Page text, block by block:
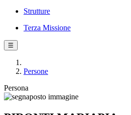
Strutture
Terza Missione
☰
Persone
Persona